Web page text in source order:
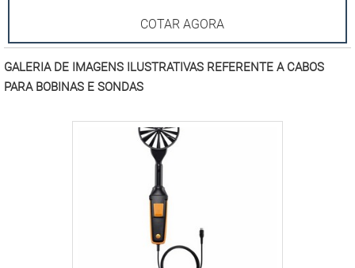
COTAR AGORA
GALERIA DE IMAGENS ILUSTRATIVAS REFERENTE A CABOS
PARA BOBINAS E SONDAS